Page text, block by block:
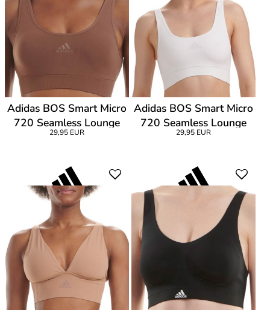
Adidas BOS Smart Micro
720 Seamless Lounge
Bra
29,95 EUR
Adidas BOS Smart Micro
720 Seamless Lounge
Bra
29,95 EUR